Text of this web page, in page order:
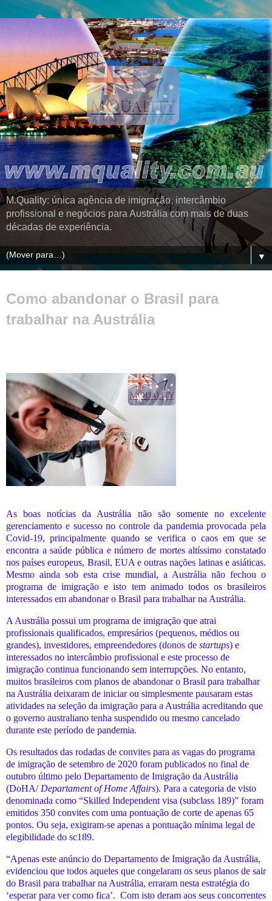
M.Quality: única agência de imigração, intercâmbio
profissional e negócios para Austrália com mais de duas
décadas de experiência.
▼
Como abandonar o Brasil para
trabalhar na Austrália
As boas notícias da Austrália não são somente no excelente
gerenciamento e sucesso no controle da pandemia provocada pela
Covid-19, principalmente quando se verifica o caos em que se
encontra a saúde pública e número de mortes altíssimo constatado
nos países europeus, Brasil, EUA e outras nações latinas e asiáticas.
Mesmo ainda sob esta crise mundial, a Austrália não fechou o
programa de imigração e isto tem animado todos os brasileiros
interessados em abandonar o Brasil para trabalhar na Austrália.
A Austrália possui um programa de imigração que atrai
profissionais qualificados, empresários (pequenos, médios ou
grandes), investidores, empreendedores (donos de startups) e
interessados no intercâmbio profissional e este processo de
imigração continua funcionando sem interrupções. No entanto,
muitos brasileiros com planos de abandonar o Brasil para trabalhar
na Austrália deixaram de iniciar ou simplesmente pausaram estas
atividades na seleção da imigração para a Austrália acreditando que
o governo australiano tenha suspendido ou mesmo cancelado
durante este período de pandemia.
Os resultados das rodadas de convites para as vagas do programa
de imigração de setembro de 2020 foram publicados no final de
outubro último pelo Departamento de Imigração da Austrália
(DoHA/ Departament of Home Affairs). Para a categoria de visto
denominada como “Skilled Independent visa (subclass 189)” foram
emitidos 350 convites com uma pontuação de corte de apenas 65
pontos. Ou seja, exigiram-se apenas a pontuação mínima legal de
elegibilidade do sc189.
“Apenas este anúncio do Departamento de Imigração da Austrália,
evidenciou que todos aqueles que congelaram os seus planos de sair
do Brasil para trabalhar na Austrália, erraram nesta estratégia do
‘esperar para ver como fica’. Com isto deram aos seus concorrentes